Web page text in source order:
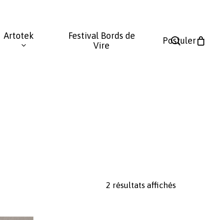
Artotek
Festival Bords de
Vire
Postuler
search
panier
2 résultats affichésTrié